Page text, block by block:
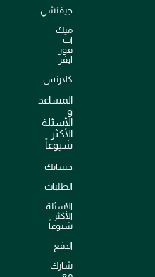
جيفنشي
ميك
اب
فور
ايفر
كلارنس
المساعد
و
الأسئلة
الأكثر
شيوعاً
حسابك
الطلبات
الأسئلة
الأكثر
شيوعاً
الدفع
شارك